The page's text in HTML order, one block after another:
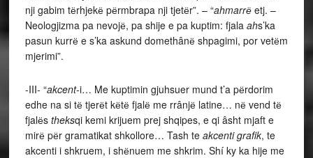
nji gabim tёrhjekё pёrmbrapa nji tjetёr”. – “ahmarrё etj. –
Neologjizma pa nevojё, pa shije e pa kuptim: fjala ahs’ka
pasun kurrё e s’ka askund domethânё shpagimi, por vetёm
mjerimi”.
-III- “akcent-i… Me kuptimin gjuhsuer mund t’a pёrdorim
edhe na si tё tjerёt kёtё fjalё me rrânjё latine… nё vend tё
fjalёs theksqi kemi krijuem prej shqipes, e qi âsht mjaft e
mirё pёr gramatikat shkollore… Tash te akcenti grafik, te
akcenti i shkruem, i shёnuem me shkrim. Shí ky ka hije me